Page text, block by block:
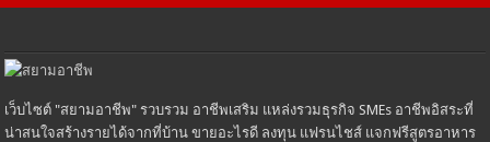
เว็บไซต์ "สยามอาชีพ" รวบรวม อาชีพเสริม แหล่งรวมธุรกิจ SMEs อาชีพอิสระที่
น่าสนใจสร้างรายได้จากที่บ้าน ขายอะไรดี ลงทุน แฟรนไชส์ แจกฟรีสูตรอาหาร